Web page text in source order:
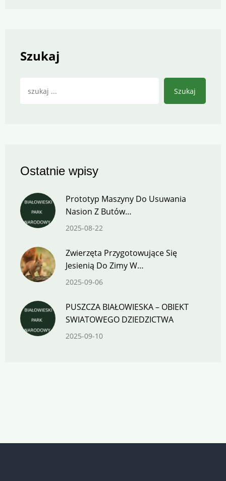
Szukaj
Szukaj
Ostatnie wpisy
Prototyp Maszyny Do Usuwania
Nasion Z Butów…
2025-08-22
Zwierzęta Przygotowujące Się
Jesienią Do Zimy W…
2025-09-06
PUSZCZA BIAŁOWIESKA – OBIEKT
SWIATOWEGO DZIEDZICTWA
2025-09-10